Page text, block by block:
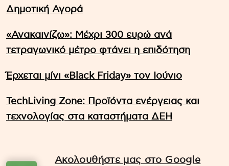
Δημοτική Αγορά
«Ανακαινίζω»: Μέχρι 300 ευρώ ανά
τετραγωνικό μέτρο φτάνει η επιδότηση
Έρχεται μίνι «Black Friday» τον Ιούνιο
TechLiving Zone: Προϊόντα ενέργειας και
τεχνολογίας στα καταστήματα ΔΕΗ
Ακολουθήστε μας στο Google